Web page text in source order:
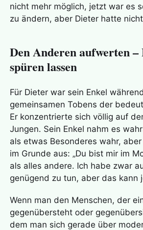
nicht mehr möglich, jetzt war es
zu ändern, aber Dieter hatte
Den Anderen aufwerten –
spüren lassen
Für Dieter war sein Enkel
gemeinsamen Tobens der
Er konzentrierte sich völlig auf
Jungen. Sein Enkel nahm es
als etwas Besonderes wahr,
im Grunde aus: „Du bist mir im
als alles andere. Ich habe zwar
genügend zu tun, aber das kann
Wenn man den Menschen, der
gegenübersteht oder
dem man sich gerade über